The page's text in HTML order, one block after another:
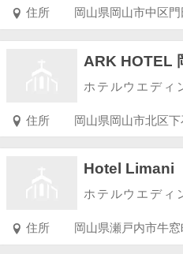
住所 岡山県岡山市中区
ARK HOTEL
ホテルウエディ
住所 岡山県岡山市北区下
Hotel Limani
ホテルウエディ
住所 岡山県瀬戸内市牛